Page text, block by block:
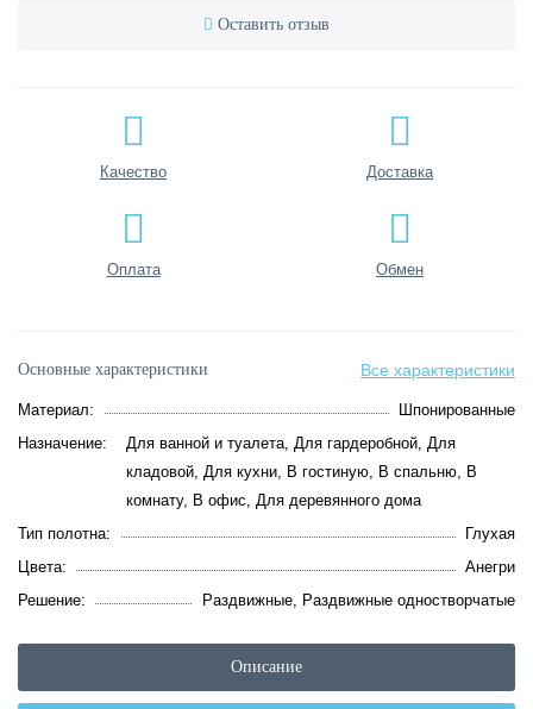
Оставить отзыв
Качество Доставка
Оплата Обмен
Основные характеристики Все характеристики
Материал:
Шпонированные
Назначение:
Для ванной и туалета, Для гардеробной, Для
кладовой, Для кухни, В гостиную, В спальню, В
комнату, В офис, Для деревянного дома
Тип полотна:
Глухая
Цвета:
Анегри
Решение:
Раздвижные, Раздвижные одностворчатые
Описание